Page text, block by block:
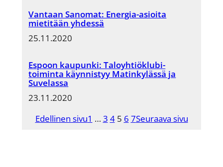
Vantaan Sanomat: Energia-asioita
mietitään yhdessä
25.11.2020
Espoon kaupunki: Taloyhtiöklubi-
toiminta käynnistyy Matinkylässä ja
Suvelassa
23.11.2020
Edellinen sivu1 … 3 4 5 6 7Seuraava sivu